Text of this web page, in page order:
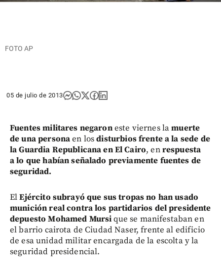
FOTO AP
05 de julio de 2013
Fuentes militares negaroneste viernes lamuerte
de una personaen losdisturbios frente a la sede de
la Guardia Republicana en El Cairo, enrespuesta
a lo que habían señalado previamente fuentes de
seguridad.
ElEjército subrayó que sus tropas no han usado
munición real contra los partidarios del presidente
depuesto Mohamed Mursique se manifestaban en
el barrio cairota de Ciudad Naser, frente al edificio
de esa unidad militar encargada de la escolta y la
seguridad presidencial.